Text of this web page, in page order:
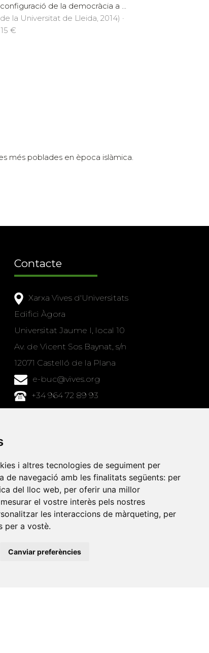
i altres tecnologies de seguiment per
de navegació amb les finalitats següents: per
del lloc web, per oferir una millor
el vostre interès pels nostres
les interaccions de màrqueting, per
per a vostè.
Canviar preferències
de la democràcia a ...
la Universitat de Lleida, 2014) ·
€
més poblades en època islàmica.
Contacte
Xarxa Vives d'Universitats
Edifici Àgora
Universitat Jaume I, local 10
Av. de Vicent Sos Baynat, s/n
12071 Castelló de la Plana
e-buc@vives.org
+34 964 72 89 93